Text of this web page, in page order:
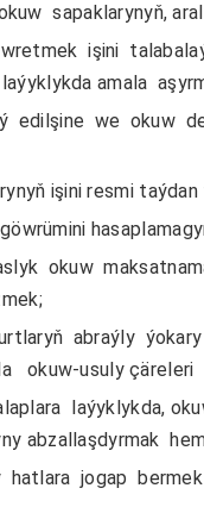
sapaklarynyň,
işini
amala
we okuw
işini resmi taýdan
okuw
abraýly ýokary
okuw-usuly çäreleri
laýyklykda,
abzallaşdyrmak
jogap bermek